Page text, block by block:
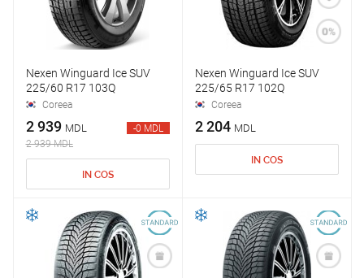
Nexen Winguard Ice SUV
225/60 R17 103Q
Coreea
2 939 MDL
2 939 MDL
-0 MDL
IN COS
Nexen Winguard Ice SUV
225/65 R17 102Q
Coreea
2 204 MDL
IN COS